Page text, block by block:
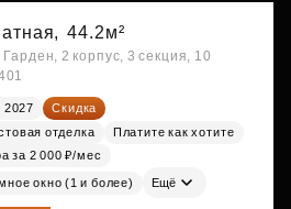
44.2м²
2 корпус, 3 секция, 10
2027
Скидка
отделка
Платите как хотите
за 2 000 ₽/мес
окно (1 и более) Ещё